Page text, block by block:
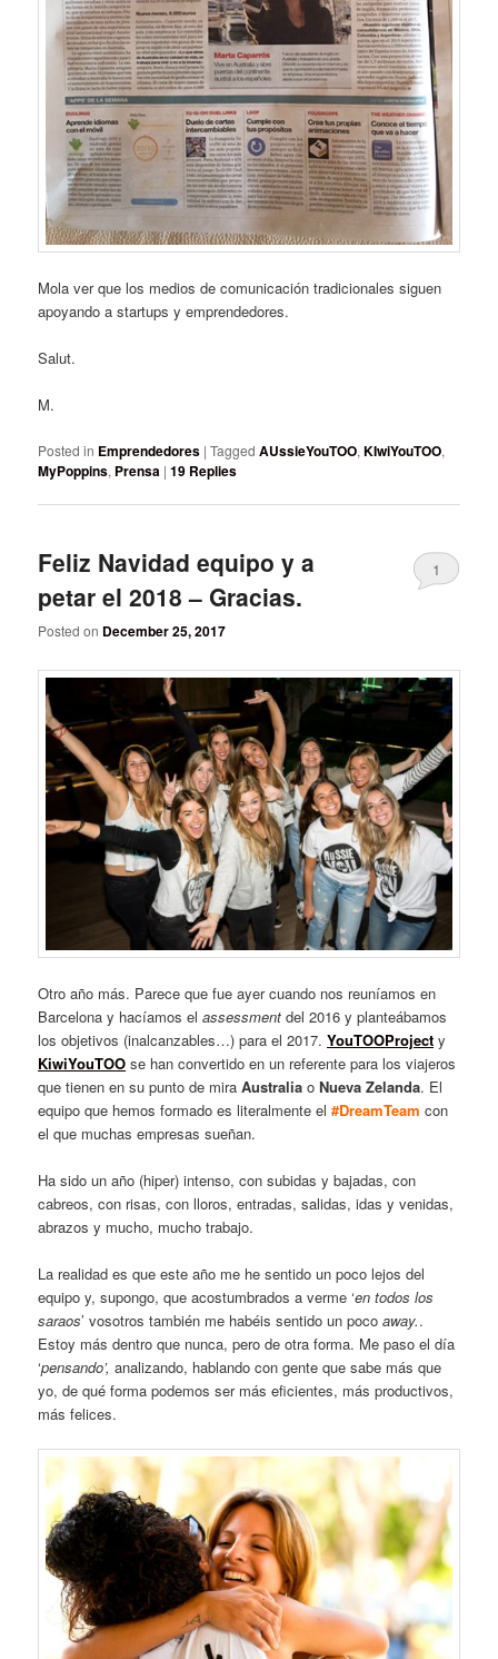
Mola ver que los medios de comunicación tradicionales siguen
apoyando a startups y emprendedores.
Salut.
M.
Posted in Emprendedores |Tagged AUssieYouTOO,KIwiYouTOO,
MyPoppins, Prensa |19 Replies
Feliz Navidad equipo y a
petar el 2018 – Gracias.
Posted on December 25, 2017
1
Otro año más. Parece que fue ayer cuando nos reuníamos en
Barcelona y hacíamos elassessment del 2016 y planteábamos
los objetivos (inalcanzables…) para el 2017.YouTOOProject y
KiwiYouTOO se han convertido en un referente para los viajeros
que tienen en su punto de miraAustralia oNueva Zelanda. El
equipo que hemos formado es literalmente el#DreamTeam con
el que muchas empresas sueñan.
Ha sido un año (hiper) intenso, con subidas y bajadas, con
cabreos, con risas, con lloros, entradas, salidas, idas y venidas,
abrazos y mucho, mucho trabajo.
La realidad es que este año me he sentido un poco lejos del
equipo y, supongo, que acostumbrados a verme ‘en todos los
saraos’ vosotros también me habéis sentido un pocoaway..
Estoy más dentro que nunca, pero de otra forma. Me paso el día
‘pensando’,analizando, hablando con gente que sabe más que
yo, de qué forma podemos ser más eficientes, más productivos,
más felices.